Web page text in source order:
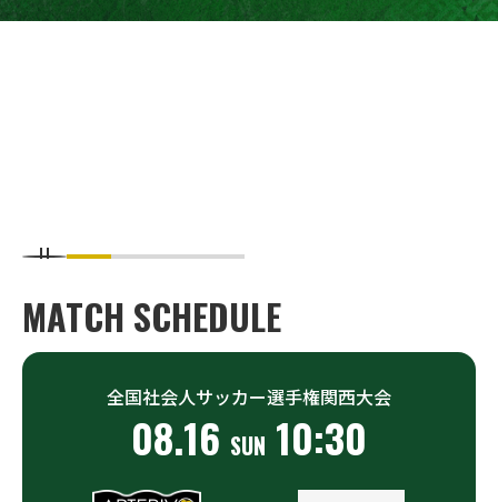
MATCH SCHEDULE
全国社会人サッカー選手権関西大会
08.16 SUN 10:30